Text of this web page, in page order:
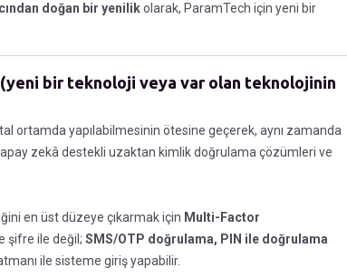
doğan bir yenilikolarak, ParamTech için yeni bir
bir teknoloji veya var olan teknolojinin
ortamda yapılabilmesinin ötesine geçerek, aynı zamanda
zekâ destekli uzaktan kimlik doğrulama çözümleri ve
en üst düzeye çıkarmak için Multi-Factor
şifre ile değil; SMS/OTP doğrulama, PIN ile doğrulama
ile sisteme giriş yapabilir.